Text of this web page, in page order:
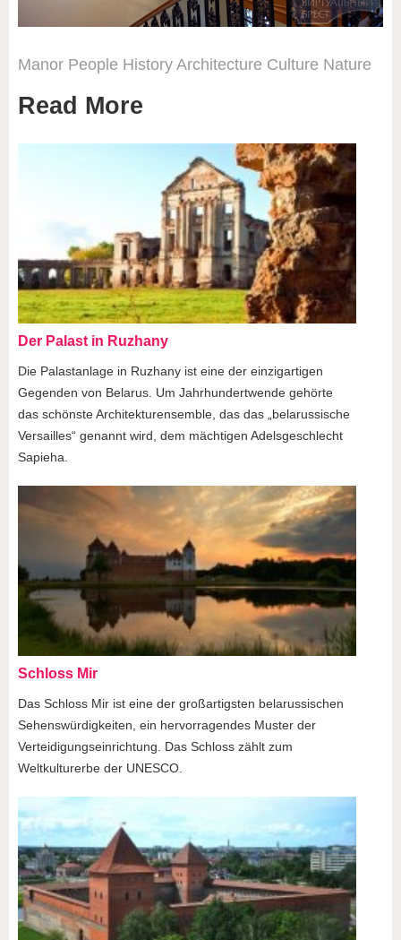
Manor People History Architecture Culture Nature
Read More
Der Palast in Ruzhany
Die Palastanlage in Ruzhany ist eine der einzigartigen
Gegenden von Belarus. Um Jahrhundertwende gehörte
das schönste Architekturensemble, das das „belarussische
Versailles“ genannt wird, dem mächtigen Adelsgeschlecht
Sapieha.
Schloss Mir
Das Schloss Mir ist eine der großartigsten belarussischen
Sehenswürdigkeiten, ein hervorragendes Muster der
Verteidigungseinrichtung. Das Schloss zählt zum
Weltkulturerbe der UNESCO.